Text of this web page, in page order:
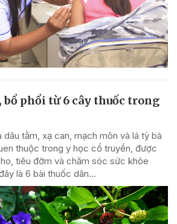
bổ phổi từ 6 cây thuốc trong
dâu tằm, xạ can, mạch môn và lá tỳ bà
thuộc trong y học cổ truyền, được
tiêu đờm và chăm sóc sức khỏe
là 6 bài thuốc dân...